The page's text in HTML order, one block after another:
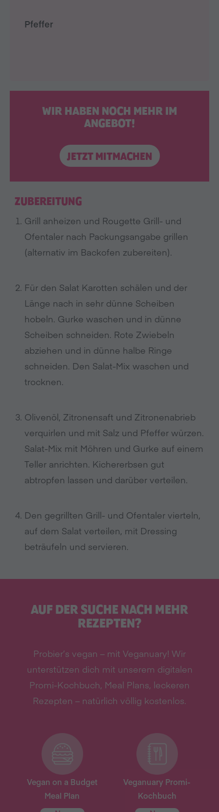
WIR HABEN NOCH MEHR IM
ANGEBOT!
JETZT MITMACHEN
Pfeffer
ZUBEREITUNG
Grill anheizen und Rougette Grill- und
Ofentaler nach Packungsangabe grillen
(alternativ im Backofen zubereiten).
Für den Salat Karotten schälen und der
Länge nach in sehr dünne Scheiben
hobeln. Gurke waschen und in dünne
Scheiben schneiden. Rote Zwiebeln
abziehen und in dünne halbe Ringe
schneiden. Den Salat-Mix waschen und
trocknen.
Olivenöl, Zitronensaft und Zitronenabrieb
verquirlen und mit Salz und Pfeffer würzen.
Salat-Mix mit Möhren und Gurke auf einem
Teller anrichten. Kichererbsen gut
abtropfen lassen und darüber verteilen.
Den gegrillten Grill- und Ofentaler vierteln,
auf dem Salat verteilen, mit Dressing
beträufeln und servieren.
AUF DER SUCHE NACH MEHR
REZEPTEN?
Probier’s vegan – mit Veganuary! Wir
unterstützen dich mit unserem digitalen
Promi-Kochbuch, Meal Plans, leckeren
Rezepten – natürlich völlig kostenlos.
Vegan on a Budget
Meal Plan
Veganuary Promi-
Kochbuch